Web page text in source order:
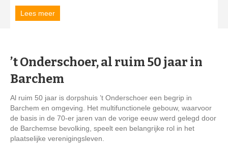
Lees meer
’t Onderschoer, al ruim 50 jaar in
Barchem
Al ruim 50 jaar is dorpshuis ’t Onderschoer een begrip in
Barchem en omgeving. Het multifunctionele gebouw, waarvoor
de basis in de 70-er jaren van de vorige eeuw werd gelegd door
de Barchemse bevolking, speelt een belangrijke rol in het
plaatselijke verenigingsleven.